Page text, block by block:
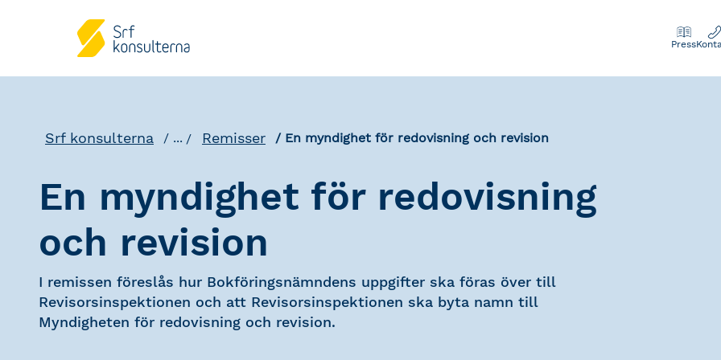
Press
Srf konsulterna ... Remisser En myndighet för redovisning och revision
En myndighet för redovisning
och revision
I remissen föreslås hur Bokföringsnämndens uppgifter ska föras över till
Revisorsinspektionen och att Revisorsinspektionen ska byta namn till
Myndigheten för redovisning och revision.